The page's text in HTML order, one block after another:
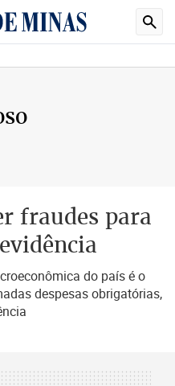
fraudes para
do país é o
despesas obrigatórias,